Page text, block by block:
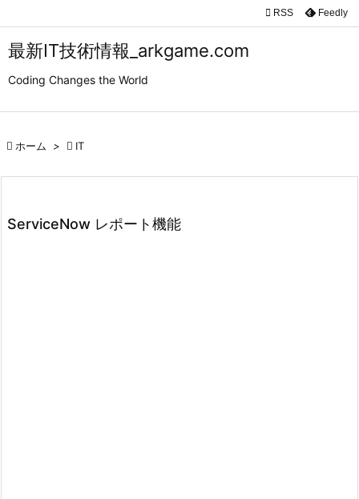
最新IT技術情報_arkgame.com
Coding Changes the World


 RSS Feedly
 ホーム >  IT
ServiceNow レポート機能